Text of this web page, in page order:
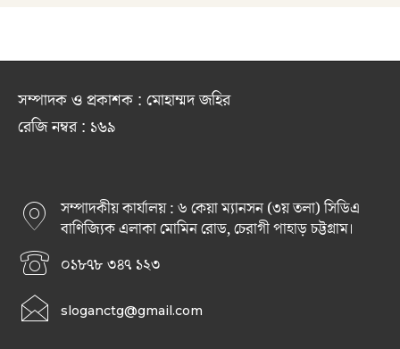
সম্পাদক ও প্রকাশক : মোহাম্মদ জহির
রেজি নম্বর : ১৬৯
সম্পাদকীয় কার্যালয় : ৬ কেয়া ম্যানসন (৩য় তলা) সিডিএ
বাণিজ্যিক এলাকা মোমিন রোড, চেরাগী পাহাড় চট্টগ্রাম।
০১৮৭৮ ৩৪৭ ১২৩
sloganctg@gmail.com